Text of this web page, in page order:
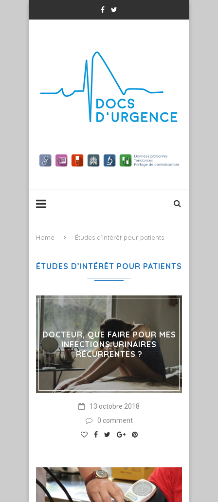
Home Études d’intérêt pour patients
ÉTUDES D’INTÉRÊT POUR PATIENTS
DOCTEUR, QUE FAIRE POUR MES
INFECTIONS URINAIRES
RÉCURRENTES ?
13 octobre 2018
0 comment